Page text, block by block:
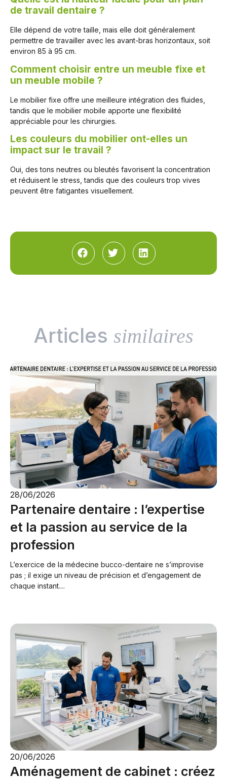
de travail dentaire ?
Elle dépend de votre taille, mais elle doit généralement
permettre de travailler avec les avant-bras horizontaux, soit
environ 85 à 95 cm.
Comment choisir entre un meuble fixe et
un meuble mobile ?
Le mobilier fixe offre une meilleure intégration des fluides,
tandis que le mobilier mobile apporte une flexibilité
appréciable pour les chirurgies.
Les couleurs du mobilier ont-elles un
impact sur le travail ?
Oui, des tons neutres ou bleutés favorisent la concentration
et réduisent le stress, tandis que des couleurs trop vives
peuvent être fatigantes visuellement.
Articles similaires
28/06/2026
Partenaire dentaire : l’expertise
et la passion au service de la
profession
L’exercice de la médecine bucco-dentaire ne s’improvise
pas ; il exige un niveau de précision et d’engagement de
chaque instant....
20/06/2026
Aménagement de cabinet : créez